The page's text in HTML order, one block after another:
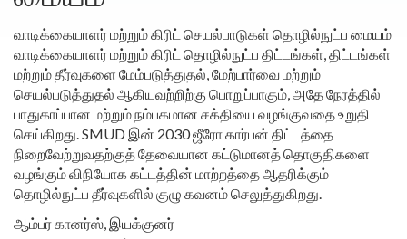
வாடிக்கையாளர் மற்றும் கிரிட் செயல்பாடுகள் தொழில்நுட்ப மையம்
வாடிக்கையாளர் மற்றும் கிரிட் தொழில்நுட்ப திட்டங்கள், திட்டங்கள்
மற்றும் தீர்வுகளை மேம்படுத்துதல், மேற்பார்வை மற்றும்
செயல்படுத்துதல் ஆகியவற்றிற்கு பொறுப்பாகும், அதே நேரத்தில்
பாதுகாப்பான மற்றும் நம்பகமான சக்தியை வழங்குவதை உறுதி
செய்கிறது. SMUD இன் 2030 ஜீரோ கார்பன் திட்டத்தை
நிறைவேற்றுவதற்குத் தேவையான கட்டுமானத் தொகுதிகளை
வழங்கும் விநியோக கட்டத்தின் மாற்றத்தை ஆதரிக்கும்
தொழில்நுட்ப தீர்வுகளில் குழு கவனம் செலுத்துகிறது.
ஆம்பர் கானர்ஸ், இயக்குனர்